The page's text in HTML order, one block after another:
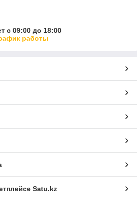
с 09:00 до 18:00
работы
Satu.kz